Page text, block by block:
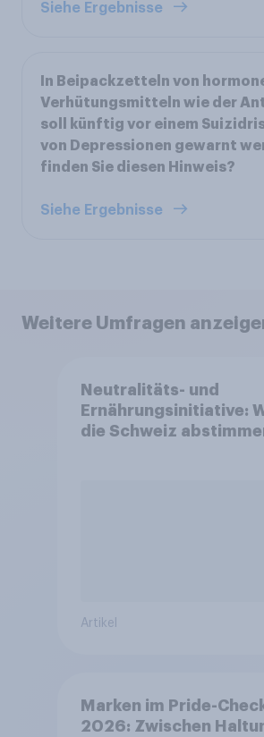
Siehe Ergebnisse
In Beipackzetteln von
Verhütungsmitteln wie der
soll künftig vor einem
von Depressionen gewarnt
finden Sie diesen Hinweis?
Siehe Ergebnisse
Weitere Umfragen
Neutralitäts- und
Ernährungsinitiative:
die Schweiz
Artikel
Marken im Pride-
2026: Zwischen